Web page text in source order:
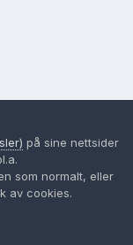
på sine nettsider
som normalt, eller
av cookies.